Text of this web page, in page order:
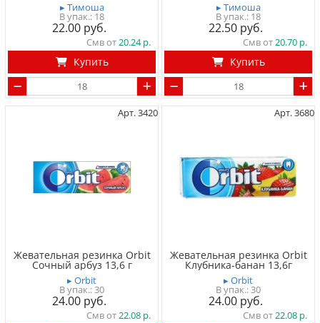
▸ Тимоша
18
22.00
Смв от20.24
Купить
▸ Тимоша
18
22.50
Смв от20.70
Купить
Арт. 3420
Жевательная резинка Orbit
Сочный арбуз 13,6 г
▸ Orbit
30
24.00
Смв от22.08
Арт. 3680
Жевательная резинка Orbit
Клубника-банан 13,6г
▸ Orbit
30
24.00
Смв от22.08